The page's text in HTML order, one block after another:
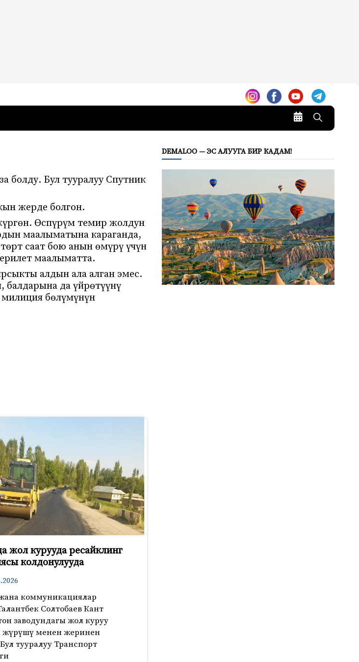
болду. Бул тууралуу Спутник
жерде болгон.
Өспүрүм темир жолдун
маалыматына караганда,
саат бою анын өмүрү үчүн
маалыматта.
алдын ала алган эмес.
балдарына да үйрөтүүнү
бөлүмүнүн
жол курууда ресайклинг
колдонулууда
коммуникациялар
Солтобаев Кант
заводундагы жол куруу
менен жеринен
тууралуу Транспорт
DEMALOO — ЭС АЛУУГА БИР КАДАМ!